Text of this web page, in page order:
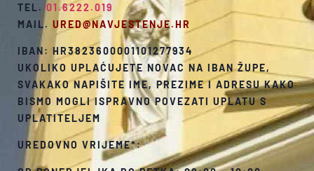
TEL.01.6222.019
MAIL. URED@NAVJESTENJE.HR
IBAN: HR3823600001101277934
UKOLIKO UPLAĆUJETE NOVAC NA IBAN ŽUPE,
SVAKAKO NAPIŠITE IME, PREZIME I ADRESU KAKO
BISMO MOGLI ISPRAVNO POVEZATI UPLATU S
UPLATITELJEM
UREDOVNO VRIJEME*: